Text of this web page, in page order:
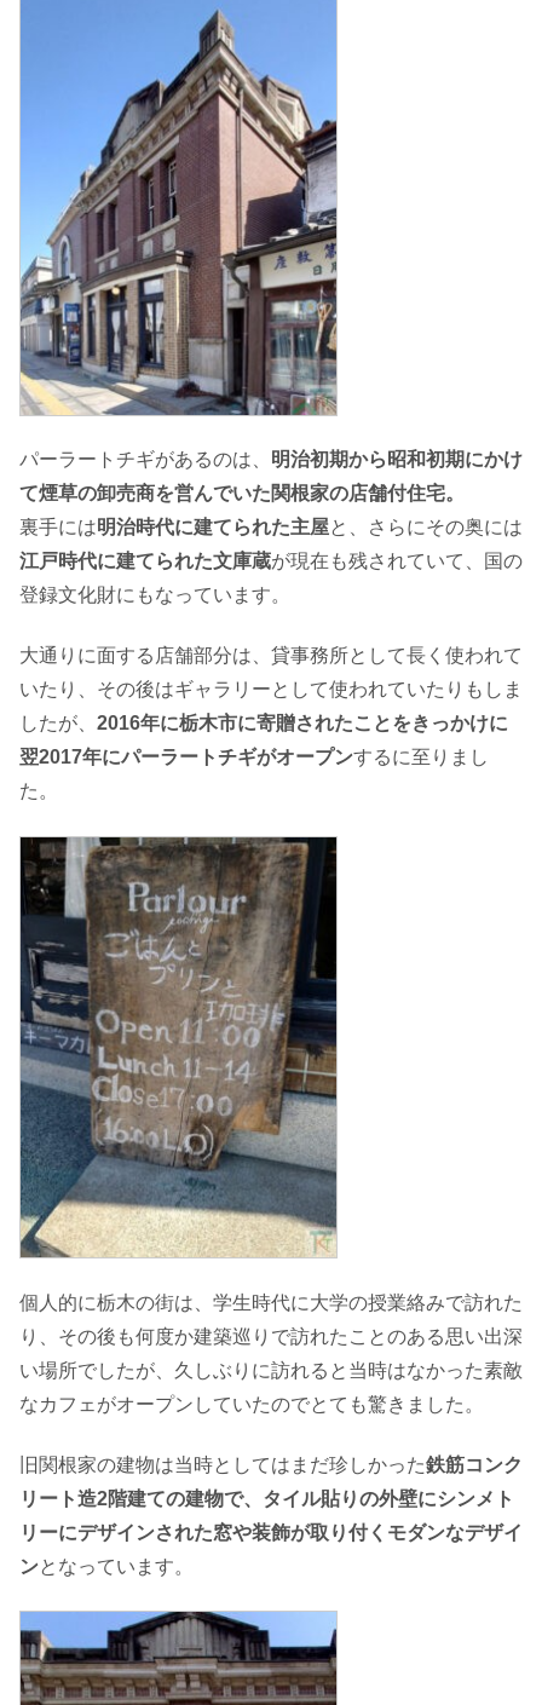
パーラートチギがあるのは、 明治初期から昭和初期にかけ
て煙草の卸売商を営んでいた関根家の店舗付住宅。
裏手には明治時代に建てられた主屋と、さらにその奥には
江戸時代に建てられた文庫蔵が現在も残されていて、国の
登録文化財にもなっています。
大通りに面する店舗部分は、貸事務所として長く使われて
いたり、その後はギャラリーとして使われていたりもしま
したが、 2016年に栃木市に寄贈されたことをきっかけに
翌2017年にパーラートチギがオープンするに至りまし
た。
個人的に栃木の街は、学生時代に大学の授業絡みで訪れた
り、その後も何度か建築巡りで訪れたことのある思い出深
い場所でしたが、久しぶりに訪れると当時はなかった素敵
なカフェがオープンしていたのでとても驚きました。
旧関根家の建物は当時としてはまだ珍しかった鉄筋コンク
リート造2階建ての建物で、タイル貼りの外壁にシンメト
リーにデザインされた窓や装飾が取り付くモダンなデザイ
ンとなっています。